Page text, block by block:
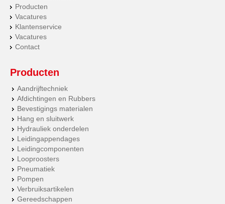
Producten
Vacatures
Klantenservice
Vacatures
Contact
Producten
Aandrijftechniek
Afdichtingen en Rubbers
Bevestigings materialen
Hang en sluitwerk
Hydrauliek onderdelen
Leidingappendages
Leidingcomponenten
Looproosters
Pneumatiek
Pompen
Verbruiksartikelen
Gereedschappen